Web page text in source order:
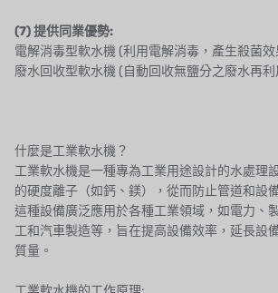
ETATRON
NIPPON
WL
CASH ACME
(7) 提供同業優勢:
電解消毒型軟水機 (利用電解消毒，產生殺菌效
廢水回收型軟水機 (自動回收無鹽分之廢水再利
什麼是工業軟水機？
工業軟水機是一種專為工業用途設計的水處理
的硬度離子（如鈣、鎂），從而防止管道和設
這種設備廣泛應用於各種工業領域，如電力、
工和汽車製造等，旨在提高設備效率，延長設
質量。